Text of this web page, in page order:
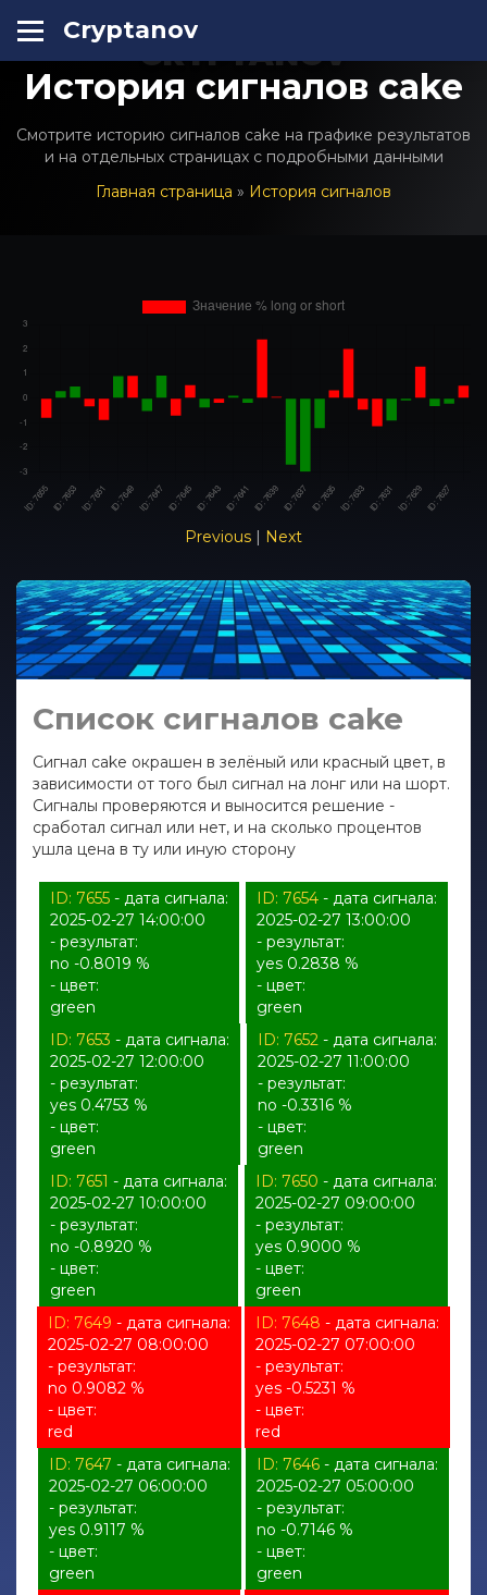
Cryptanov
CRYPTANOV
История сигналов cake
Смотрите историю сигналов cake на графике результатов
и на отдельных страницах с подробными данными
Главная страница » История сигналов
Previous | Next
Список сигналов cake
Сигнал cake окрашен в зелёный или красный цвет, в
зависимости от того был сигнал на лонг или на шорт.
Сигналы проверяются и выносится решение -
сработал сигнал или нет, и на сколько процентов
ушла цена в ту или иную сторону
ID: 7655 - дата сигнала:
2025-02-27 14:00:00
- результат:
no -0.8019 %
- цвет:
green
ID: 7654 - дата сигнала:
2025-02-27 13:00:00
- результат:
yes 0.2838 %
- цвет:
green
ID: 7653 - дата сигнала:
2025-02-27 12:00:00
- результат:
yes 0.4753 %
- цвет:
green
ID: 7652 - дата сигнала:
2025-02-27 11:00:00
- результат:
no -0.3316 %
- цвет:
green
ID: 7651 - дата сигнала:
2025-02-27 10:00:00
- результат:
no -0.8920 %
- цвет:
green
ID: 7650 - дата сигнала:
2025-02-27 09:00:00
- результат:
yes 0.9000 %
- цвет:
green
ID: 7649 - дата сигнала:
2025-02-27 08:00:00
- результат:
no 0.9082 %
- цвет:
red
ID: 7648 - дата сигнала:
2025-02-27 07:00:00
- результат:
yes -0.5231 %
- цвет:
red
ID: 7647 - дата сигнала:
2025-02-27 06:00:00
- результат:
yes 0.9117 %
- цвет:
green
ID: 7646 - дата сигнала:
2025-02-27 05:00:00
- результат:
no -0.7146 %
- цвет:
green